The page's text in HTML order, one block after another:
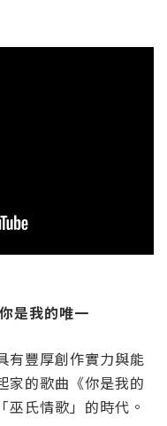
你是我的唯一
有豐厚創作實力與能
家的歌曲《你是我的
巫氏情歌」的時代。